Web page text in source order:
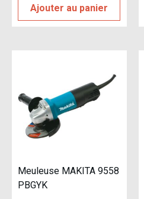
Ajouter au panier
Meuleuse MAKITA 9558
PBGYK